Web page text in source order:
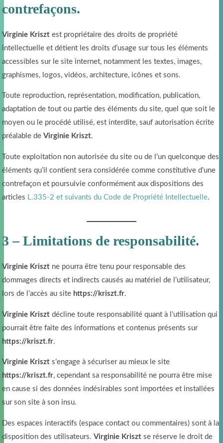
contrefaçons.
Virginie Kriszt est propriétaire des droits de propriété
intellectuelle et détient les droits d’usage sur tous les éléments
accessibles sur le site internet, notamment les textes, images,
graphismes, logos, vidéos, architecture, icônes et sons.
Toute reproduction, représentation, modification, publication,
adaptation de tout ou partie des éléments du site, quel que soit le
moyen ou le procédé utilisé, est interdite, sauf autorisation écrite
préalable deVirginie Kriszt.
Toute exploitation non autorisée du site ou de l’un quelconque des
éléments qu’il contient sera considérée comme constitutive d’une
contrefaçon et poursuivie conformément aux dispositions des
articles L.335-2 et suivants du Code de Propriété Intellectuelle.
3 – Limitations de responsabilité.
Virginie Kriszt ne pourra être tenu pour responsable des
dommages directs et indirects causés au matériel de l’utilisateur,
lors de l’accès au site https://kriszt.fr.
Virginie Kriszt décline toute responsabilité quant à l’utilisation qui
pourrait être faite des informations et contenus présents sur
https://kriszt.fr.
Virginie Kriszt s’engage à sécuriser au mieux le site
https://kriszt.fr, cependant sa responsabilité ne pourra être mise
en cause si des données indésirables sont importées et installées
sur son site à son insu.
Des espaces interactifs (espace contact ou commentaires) sont à la
disposition des utilisateurs.Virginie Kriszt se réserve le droit de